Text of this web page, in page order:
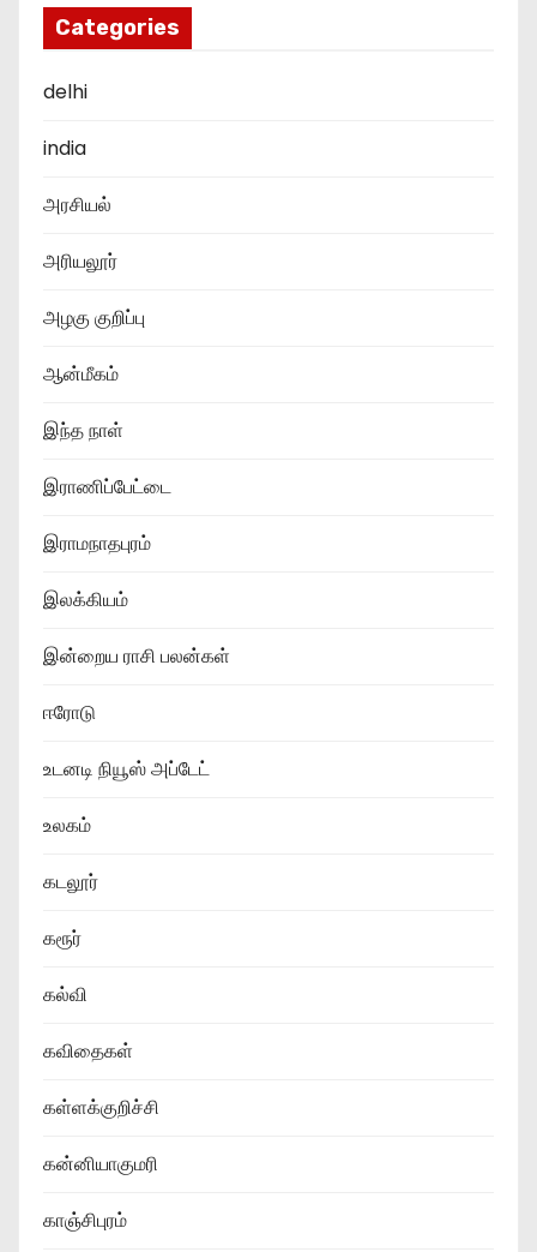
Categories
delhi
india
அரசியல்
அரியலூர்
அழகு குறிப்பு
ஆன்மீகம்
இந்த நாள்
இராணிப்பேட்டை
இராமநாதபுரம்
இலக்கியம்
இன்றைய ராசி பலன்கள்
ஈரோடு
உடனடி நியூஸ் அப்டேட்
உலகம்
கடலூர்
கரூர்
கல்வி
கவிதைகள்
கள்ளக்குறிச்சி
கன்னியாகுமரி
காஞ்சிபுரம்